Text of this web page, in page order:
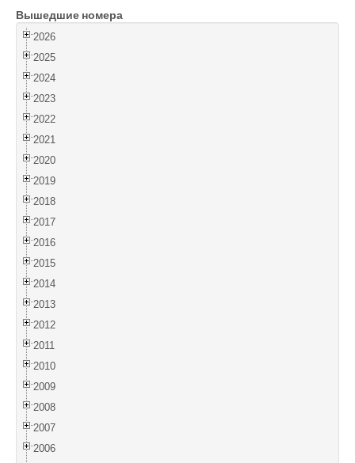
Войти
Вышедшие номера
2026
2025
2024
2023
2022
2021
2020
2019
2018
2017
2016
2015
2014
2013
2012
2011
2010
2009
2008
2007
2006